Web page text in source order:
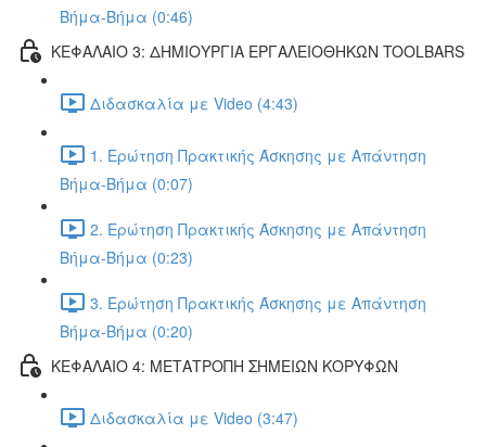
Βήμα-Βήμα (0:46)
ΚΕΦΑΛΑΙΟ 3: ΔΗΜΙΟΥΡΓΙΑ ΕΡΓΑΛΕΙΟΘΗΚΩΝ TOOLBARS
Διδασκαλία με Video (4:43)
1. Ερώτηση Πρακτικής Άσκησης με Απάντηση
Βήμα-Βήμα (0:07)
2. Ερώτηση Πρακτικής Άσκησης με Απάντηση
Βήμα-Βήμα (0:23)
3. Ερώτηση Πρακτικής Άσκησης με Απάντηση
Βήμα-Βήμα (0:20)
ΚΕΦΑΛΑΙΟ 4: ΜΕΤΑΤΡΟΠΗ ΣΗΜΕΙΩΝ ΚΟΡΥΦΩΝ
Διδασκαλία με Video (3:47)